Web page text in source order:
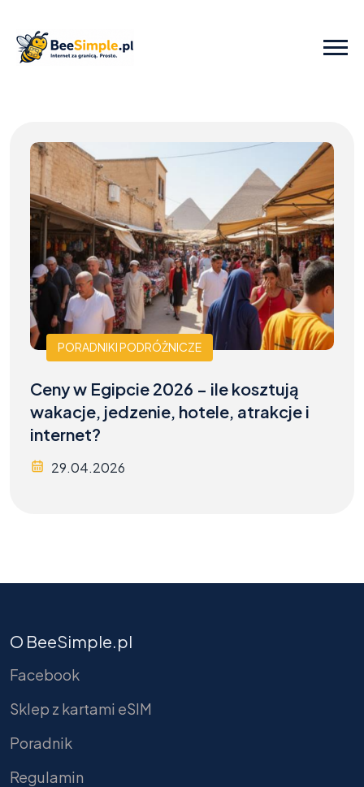
PORADNIKI PODRÓŻNICZE
Ceny w Egipcie 2026 – ile kosztują
wakacje, jedzenie, hotele, atrakcje i
internet?
29.04.2026
O BeeSimple.pl
Facebook
Sklep z kartami eSIM
Poradnik
Regulamin